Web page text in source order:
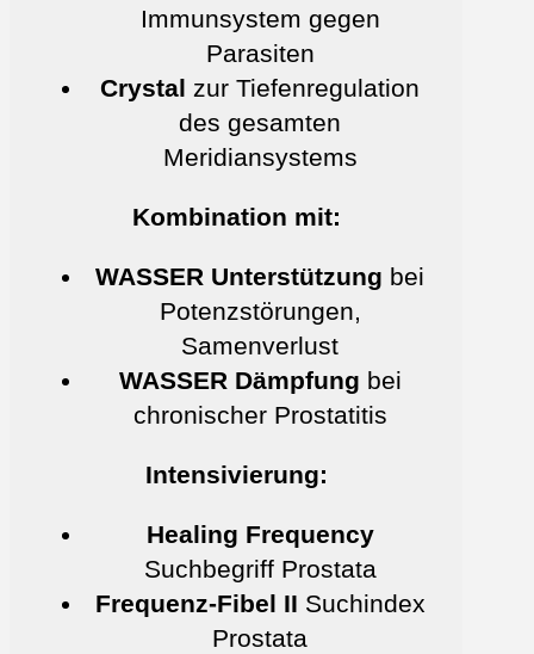
Immunsystem gegen
Parasiten
Crystal zur Tiefenregulation
des gesamten
Meridiansystems
Kombination mit:
WASSER Unterstützung bei
Potenzstörungen,
Samenverlust
WASSER Dämpfung bei
chronischer Prostatitis
Intensivierung:
Healing Frequency
Suchbegriff Prostata
Frequenz-Fibel II Suchindex
Prostata